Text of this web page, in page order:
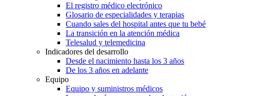
El registro médico electrónico
Glosario de especialidades y terapias
Cuando sales del hospital antes que tu bebé
La transición en la atención médica
Telesalud y telemedicina
Indicadores del desarrollo
Desde el nacimiento hasta los 3 años
De los 3 años en adelante
Equipo
Equipo y suministros médicos